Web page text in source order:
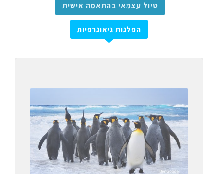
טיול עצמאי בהתאמה אישית
הפלגות גיאוגרפיות